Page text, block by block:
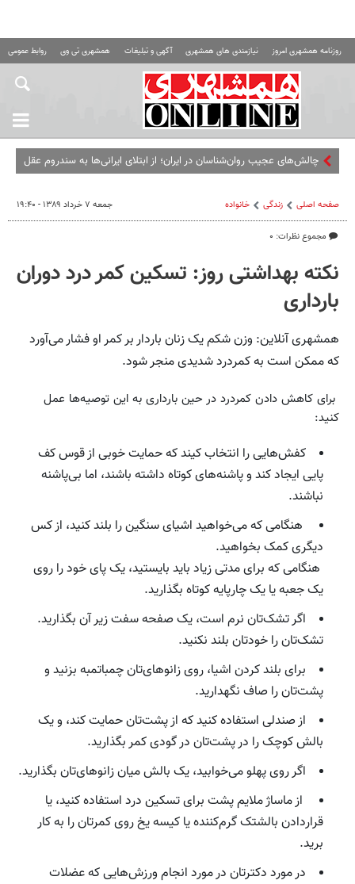
روزنامه همشهری امروز نیازمندی های همشهری آگهی و تبلیغات همشهری تی وی روابط عمومی
چالش‌های عجیب روان‌شناسان در ایران؛ از ابتلای ایرانی‌ها به سندروم عقل
صفحه اصلی زندگی خانواده
مجموع نظرات: ۰
جمعه ۷ خرداد ۱۳۸۹ - ۱۹:۴۰
نکته بهداشتی روز: تسکین کمر درد دوران
بارداری
همشهری آنلاین: وزن شکم یک زنان باردار بر کمر او فشار می‌آورد
که ممکن است به کمردرد شدیدی منجر شود.
برای کاهش دادن کمردرد در حین بارداری به این توصیه‌ها عمل
کنید:
کفش‌هایی را انتخاب کیند که حمایت خوبی از قوس کف
پایی ایجاد کند و پاشنه‌های کوتاه داشته باشند، اما بی‌پاشنه
نباشند.
هنگامی که می‌خواهید اشیای سنگین را بلند کنید، از کس
دیگری کمک بخواهید.
هنگامی که برای مدتی زیاد باید بایستید، یک پای خود را روی
یک جعبه یا یک چارپایه کوتاه بگذارید.
اگر تشک‌تان نرم است، یک صفحه سفت زیر آن بگذارید.
تشک‌تان را خودتان بلند نکنید.
برای بلند کردن اشیا، روی زانوهای‌تان چمباتمبه بزنید و
پشت‌تان را صاف نگهدارید.
از صندلی استفاده کنید که از پشت‌تان حمایت کند، و یک
بالش کوچک را در پشت‌تان در گودی کمر بگذارید.
اگر روی پهلو می‌خوابید، یک بالش میان زانوهای‌تان بگذارید.
از ماساژ ملایم پشت برای تسکین درد استفاده کنید، یا
قراردادن بالشتک گرم‌کننده یا کیسه یخ روی کمرتان را به کار
برید.
در مورد دکترتان در مورد انجام ورزش‌هایی که عضلات